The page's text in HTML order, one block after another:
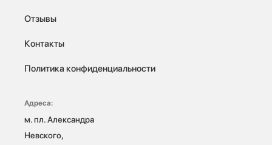
Отзывы
Контакты
Политика конфиденциальности
Адреса:
м. пл. Александра
Невского,